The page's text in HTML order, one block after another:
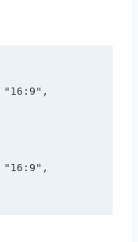
"16:9",
"16:9",